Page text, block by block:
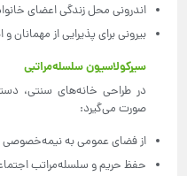
اندرونی محل زندگی اعضای
بیرونی برای پذیرایی از
سیرکولاسیون سلسله‌مراتبی
در طراحی خانه‌های سنتی،
صورت می‌گیرد:
از فضای عمومی به
حفظ حریم و سلسله‌مراتب